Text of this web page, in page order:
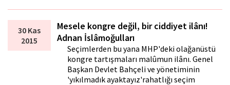
30 Kas
2015
Mesele kongre değil, bir ciddiyet ilânı!
Adnan İslâmoğulları
Seçimlerden bu yana MHP'deki olağanüstü
kongre tartışmaları malûmun ilânı. Genel
Başkan Devlet Bahçeli ve yönetiminin
'yıkılmadık ayaktayız'rahatlığı seçim